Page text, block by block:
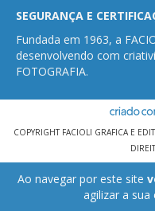
Ao navegar por este site
agilizar a sua
SEGURANÇA E
Fundada em 1963, a
desenvolvendo com
FOTOGRAFIA.
COPYRIGHT FACIOLI GRAFICA E